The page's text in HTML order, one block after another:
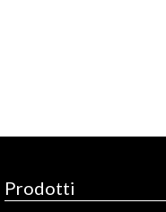
Prodotti